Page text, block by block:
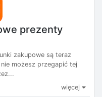
prezenty
zakupowe są teraz
możesz przegapić tej
więcej